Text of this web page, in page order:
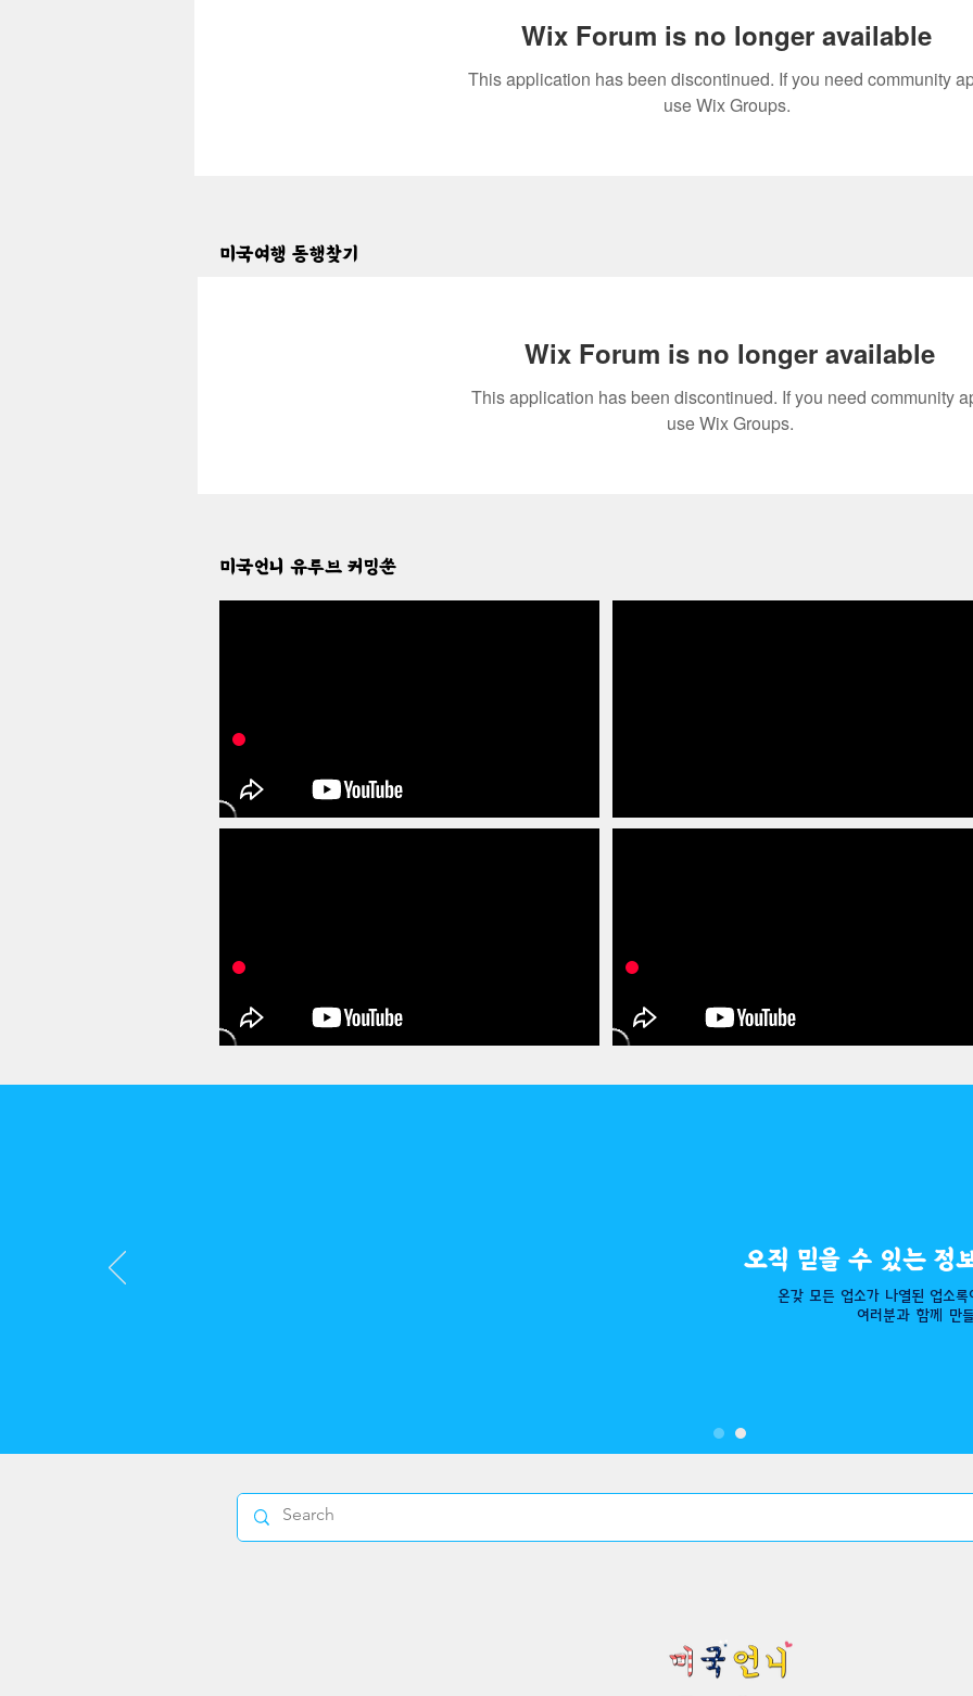
Wix Forum is no longer available
This application has been discontinued. If you need community
use Wix Groups.
미국여행 동행찾기
Wix Forum is no longer available
This application has been discontinued. If you need community
use Wix Groups.
미국언니 유투브 커밍쑨
오직 믿을 수 있는 정
온갖 모든 업소가 나열된 ​업소록
여러분과 함께 만